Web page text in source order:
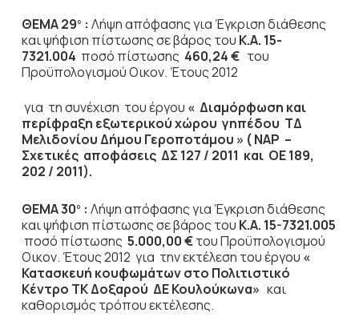
ΘΕΜΑ 29ο : Λήψη απόφασης για Έγκριση διάθεσης
και ψήφιση πίστωσης σε βάρος του Κ.Α. 15-
7321.004 ποσό πίστωσης 460,24 € του
Προϋπολογισμού Οικον. Έτους 2012
για τη συνέχιση του έργου « Διαμόρφωση και
περίφραξη εξωτερικού χώρου γηπέδου ΤΔ
Μελιδονίου Δήμου Γεροποτάμου » ( ΝΑΡ –
Σχετικές αποφάσεις ΔΣ 127 / 2011 και ΟΕ 189,
202 / 2011).
ΘΕΜΑ 30ο : Λήψη απόφασης για Έγκριση διάθεσης
και ψήφιση πίστωσης σε βάρος του Κ.Α. 15-7321.005
ποσό πίστωσης 5.000,00 €του Προϋπολογισμού
Οικον. Έτους 2012 για την εκτέλεση του έργου «
Κατασκευή κουφωμάτων στο Πολιτιστικό
Κέντρο ΤΚ Δοξαρού ΔΕ Κουλούκωνα» και
καθορισμός τρόπου εκτέλεσης.